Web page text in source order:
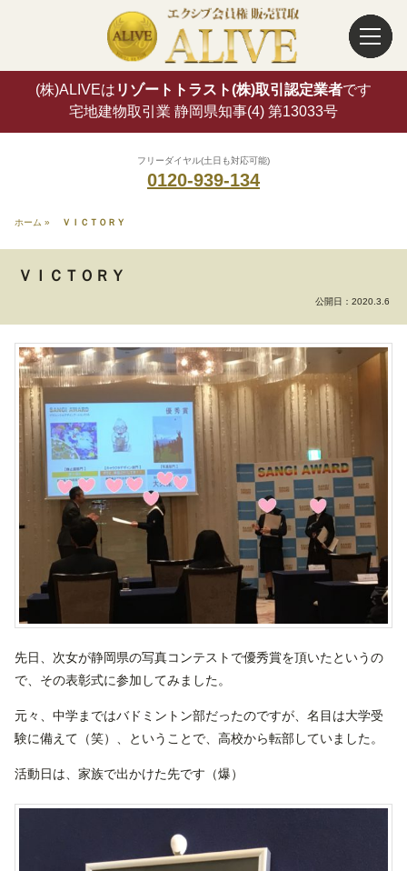
(株)ALIVEは リゾートトラスト(株)取引認定業者です
宅地建物取引業 静岡県知事(4) 第13033号
フリーダイヤル(土日も対応可能)
0120-939-134
ホーム » ＶＩＣＴＯＲＹ
ＶＩＣＴＯＲＹ
公開日： 2020.3.6
先日、次女が静岡県の写真コンテストで優秀賞を頂いたというの
で、その表彰式に参加してみました。
元々、中学まではバドミントン部だったのですが、名目は大学受
験に備えて（笑）、ということで、高校から転部していました。
活動日は、家族で出かけた先です（爆）